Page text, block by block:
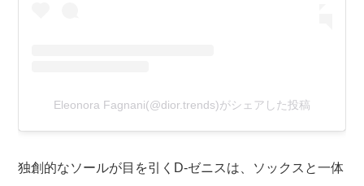
Eleonora Fagnani(@dior.trends)がシェアした投稿
独創的なソールが目を引くD-ゼニスは、ソックスと一体